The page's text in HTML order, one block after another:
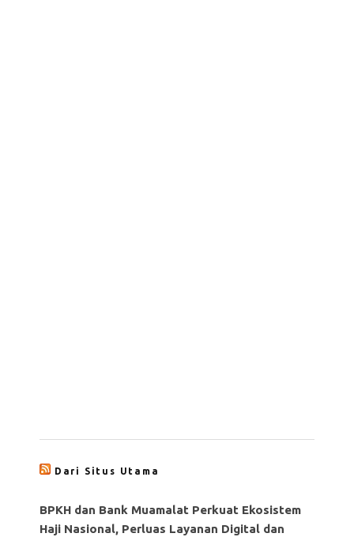
Dari Situs Utama
BPKH dan Bank Muamalat Perkuat Ekosistem
Haji Nasional, Perluas Layanan Digital dan